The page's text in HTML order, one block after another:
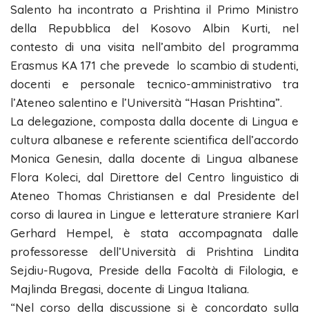
Salento ha incontrato a Prishtina il Primo Ministro
della Repubblica del Kosovo Albin Kurti, nel
contesto di una visita nell’ambito del programma
Erasmus KA 171 che prevede lo scambio di studenti,
docenti e personale tecnico-amministrativo tra
l’Ateneo salentino e l’Università “Hasan Prishtina”.
La delegazione, composta dalla docente di Lingua e
cultura albanese e referente scientifica dell’accordo
Monica Genesin, dalla docente di Lingua albanese
Flora Koleci, dal Direttore del Centro linguistico di
Ateneo Thomas Christiansen e dal Presidente del
corso di laurea in Lingue e letterature straniere Karl
Gerhard Hempel, è stata accompagnata dalle
professoresse dell’Università di Prishtina Lindita
Sejdiu-Rugova, Preside della Facoltà di Filologia, e
Majlinda Bregasi, docente di Lingua Italiana.
“Nel corso della discussione si è concordato sulla